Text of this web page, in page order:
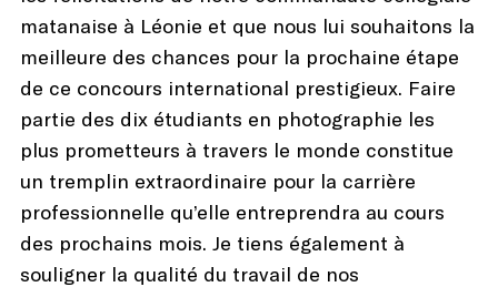
matanaise à Léonie et que nous lui souhaitons la
meilleure des chances pour la prochaine étape
de ce concours international prestigieux. Faire
partie des dix étudiants en photographie les
plus prometteurs à travers le monde constitue
un tremplin extraordinaire pour la carrière
professionnelle qu’elle entreprendra au cours
des prochains mois. Je tiens également à
souligner la qualité du travail de nos